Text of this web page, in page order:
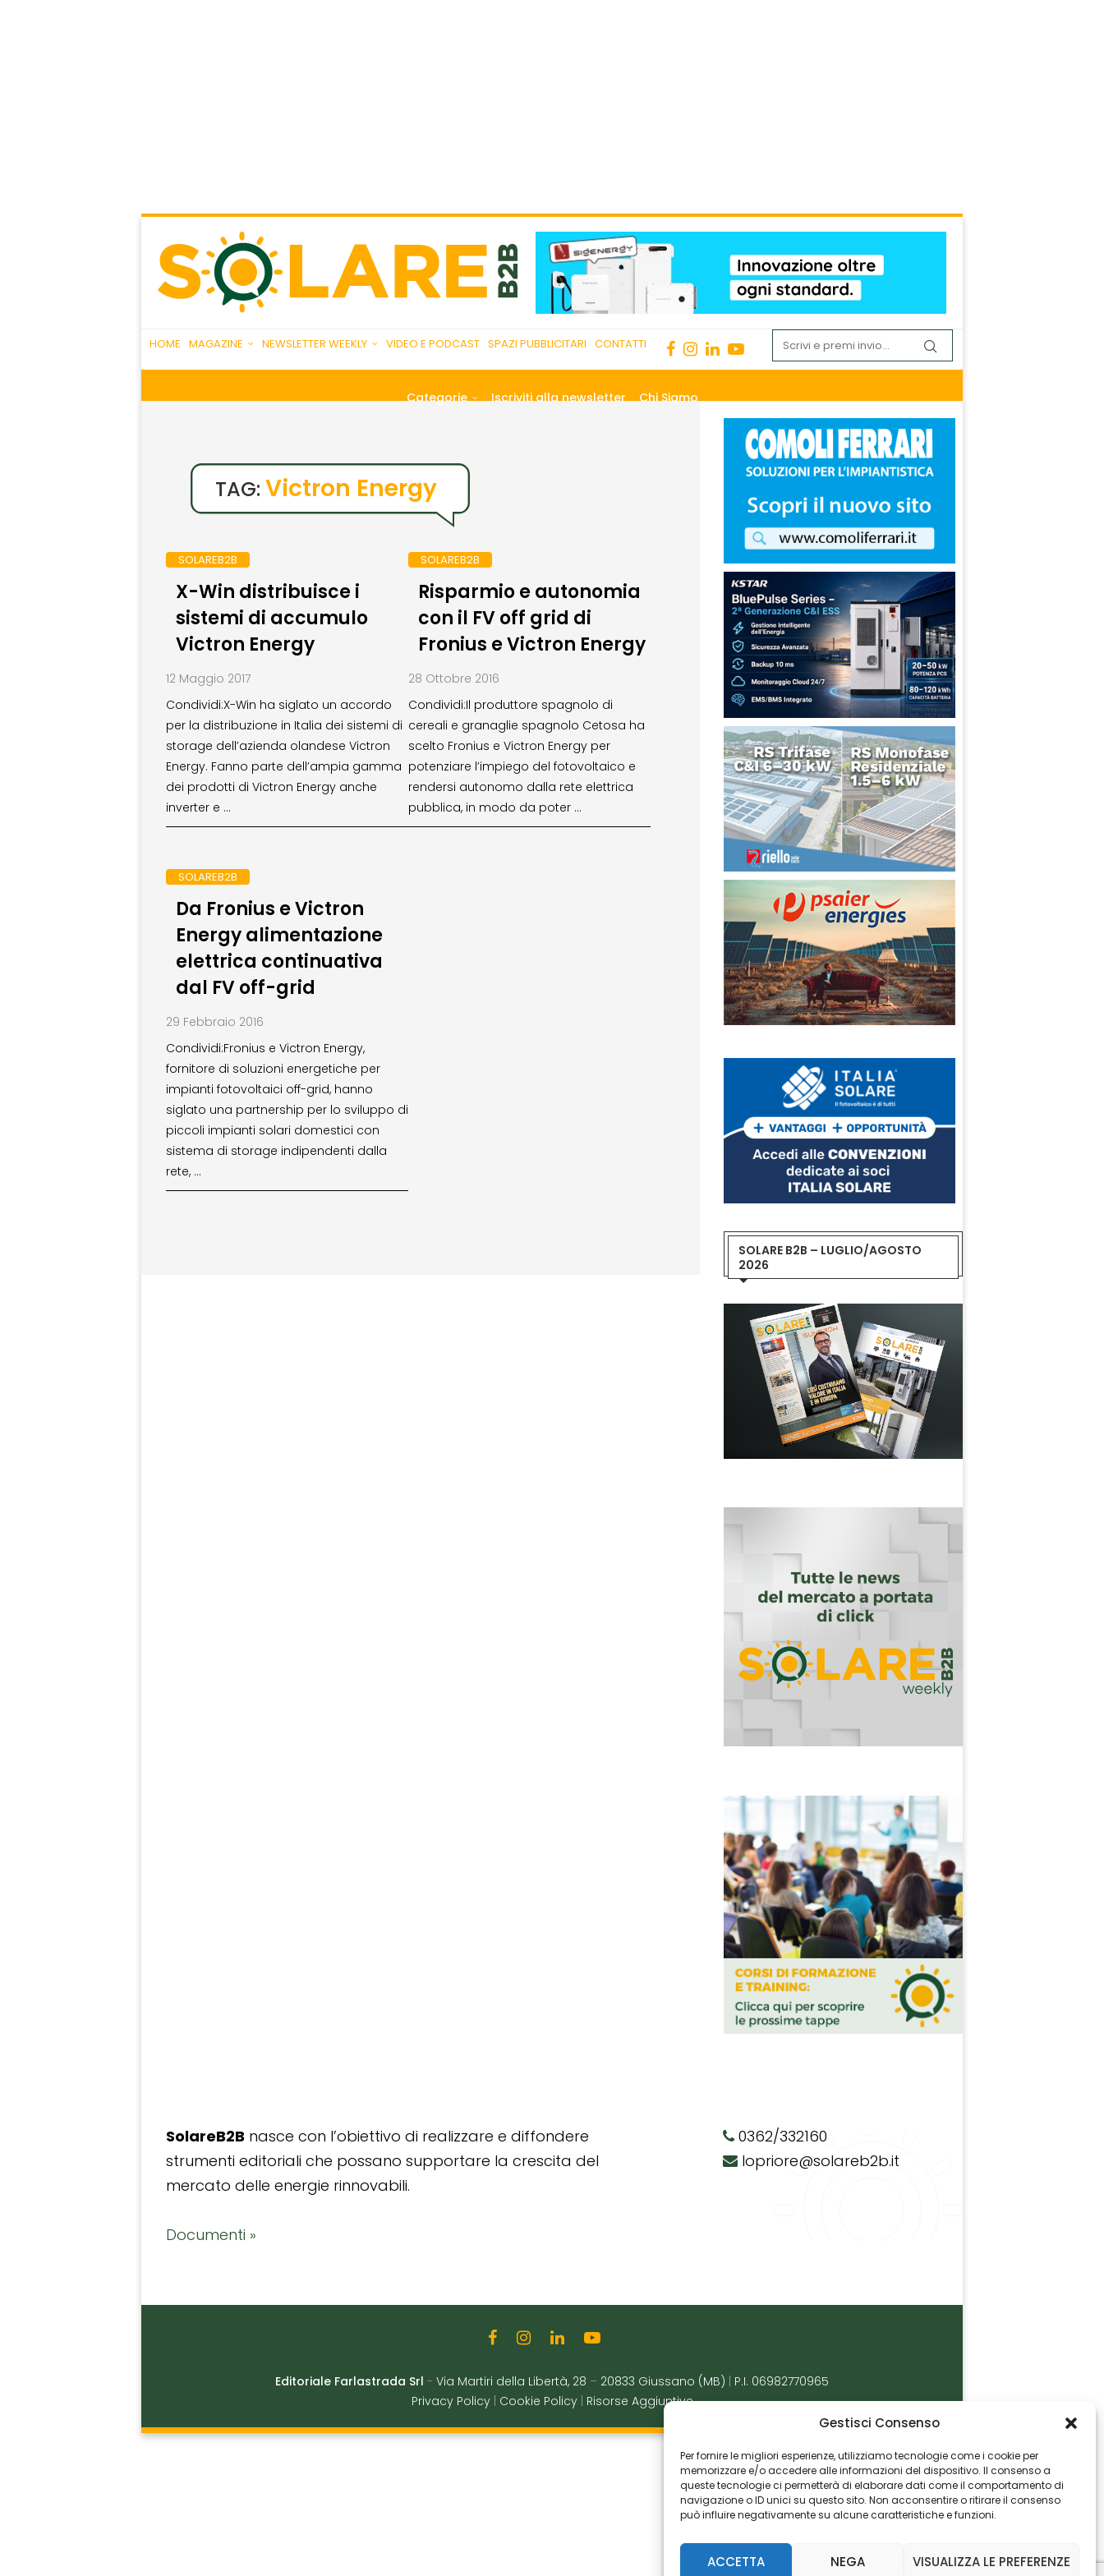
Gestisci Consenso
Per fornire le migliori esperienze, utilizziamo tecnologie come i cookie per
memorizzare e/o accedere alle informazioni del dispositivo. Il consenso a
queste tecnologie ci permetterà di elaborare dati come il comportamento di
navigazione o ID unici su questo sito. Non acconsentire o ritirare il consenso
può influire negativamente su alcune caratteristiche e funzioni.
ACCETTA NEGA VISUALIZZA LE PREFERENZE
HOME MAGAZINE NEWSLETTER WEEKLY VIDEO E PODCAST SPAZI PUBBLICITARI CONTATTI
Categorie Iscriviti alla newsletter Chi Siamo
TAG: Victron Energy
SOLAREB2B
X-Win distribuisce i
sistemi di accumulo
Victron Energy
12 Maggio 2017
Condividi:X-Win ha siglato un accordo
per la distribuzione in Italia dei sistemi di
storage dell’azienda olandese Victron
Energy. Fanno parte dell’ampia gamma
dei prodotti di Victron Energy anche
inverter e …
SOLAREB2B
Risparmio e autonomia
con il FV off grid di
Fronius e Victron Energy
28 Ottobre 2016
Condividi:Il produttore spagnolo di
cereali e granaglie spagnolo Cetosa ha
scelto Fronius e Victron Energy per
potenziare l’impiego del fotovoltaico e
rendersi autonomo dalla rete elettrica
pubblica, in modo da poter …
SOLAREB2B
Da Fronius e Victron
Energy alimentazione
elettrica continuativa
dal FV off-grid
29 Febbraio 2016
Condividi:Fronius e Victron Energy,
fornitore di soluzioni energetiche per
impianti fotovoltaici off-grid, hanno
siglato una partnership per lo sviluppo di
piccoli impianti solari domestici con
sistema di storage indipendenti dalla
rete, …
SOLARE B2B – LUGLIO/AGOSTO
2026
SolareB2B nasce con l’obiettivo di realizzare e diffondere
strumenti editoriali che possano supportare la crescita del
mercato delle energie rinnovabili.
Documenti »
0362/332160
lopriore@solareb2b.it
Editoriale Farlastrada Srl - Via Martiri della Libertà, 28 – 20833 Giussano (MB)
P.I. 06982770965
Privacy Policy
Cookie Policy Risorse Aggiuntive